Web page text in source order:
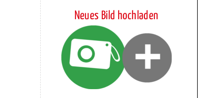
Neues Bild hochladen